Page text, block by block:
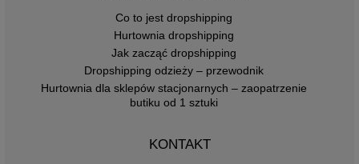
Co to jest dropshipping
Hurtownia dropshipping
Jak zacząć dropshipping
Dropshipping odzieży – przewodnik
Hurtownia dla sklepów stacjonarnych – zaopatrzenie
butiku od 1 sztuki
KONTAKT